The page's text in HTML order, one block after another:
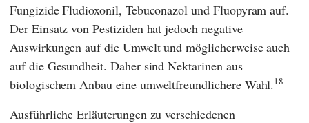
Fungizide Fludioxonil, Tebuconazol und Fluopyram auf.
Der Einsatz von Pestiziden hat jedoch negative
Auswirkungen auf die Umwelt und möglicherweise auch
auf die Gesundheit. Daher sind Nektarinen aus
biologischem Anbau eine umweltfreundlichere Wahl.18
Ausführliche Erläuterungen zu verschiedenen